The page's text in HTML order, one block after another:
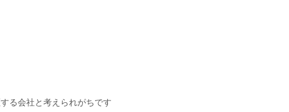
る会社と考えられがちです